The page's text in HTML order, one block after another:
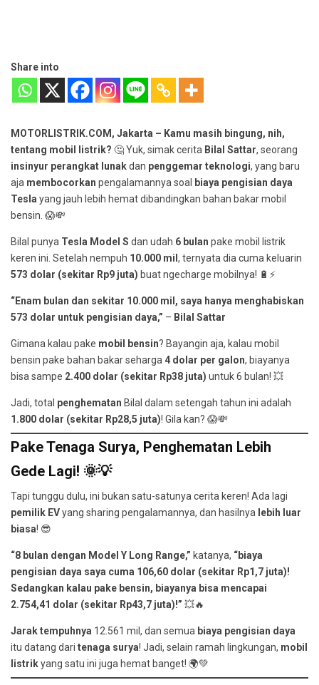
Share into
MOTORLISTRIK.COM, Jakarta – Kamu masih bingung, nih,
tentang mobil listrik? 🤔 Yuk, simak cerita Bilal Sattar, seorang
insinyur perangkat lunakdan penggemar teknologi, yang baru
aja membocorkan pengalamannya soal
biaya pengisian daya
Tesla yang jauh lebih hemat dibandingkan bahan bakar mobil
bensin. 😱💸
Bilal punya Tesla Model S dan udah 6 bulan pake mobil listrik
keren ini. Setelah nempuh 10.000 mil , ternyata dia cuma keluarin
573 dolar (sekitar Rp9 juta) buat ngecharge mobilnya! 🔋⚡
“Enam bulan dan sekitar 10.000 mil, saya hanya menghabiskan
573 dolar untuk pengisian daya,” – Bilal Sattar
Gimana kalau pake mobil bensin? Bayangin aja, kalau mobil
bensin pake bahan bakar seharga 4 dolar per galon, biayanya
bisa sampe 2.400 dolar (sekitar Rp38 juta) untuk 6 bulan! 💥
Jadi, total penghematan Bilal dalam setengah tahun ini adalah
1.800 dolar (sekitar Rp28,5 juta)! Gila kan? 😱💸
Pake Tenaga Surya, Penghematan Lebih
Gede Lagi! 🌞💡
Tapi tunggu dulu, ini bukan satu-satunya cerita keren! Ada lagi
pemilik EVyang sharing pengalamannya, dan hasilnya lebih luar
biasa! 😎
“8 bulan dengan Model Y Long Range,” katanya, “biaya
pengisian daya saya cuma 106,60 dolar (sekitar Rp1,7 juta)!
Sedangkan kalau pake bensin, biayanya bisa mencapai
2.754,41 dolar (sekitar Rp43,7 juta)!” 💥🔥
Jarak tempuhnya 12.561 mil, dan semua biaya pengisian daya
itu datang dari tenaga surya! Jadi, selain ramah lingkungan, mobil
listrikyang satu ini juga hemat banget! 🌍💚